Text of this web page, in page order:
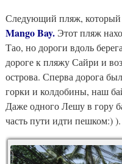
Следующий пляж, который
Mango Bay. Этот пляж
Тао, но дороги вдоль
дороге к пляжу Сайри и
острова. Сперва дорога
горки и колдобины, наш
Даже одного Лешу в гору
часть пути идти пешком:) ).